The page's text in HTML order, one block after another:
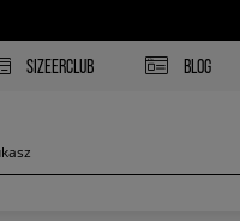
SIZEERCLUB BLOG